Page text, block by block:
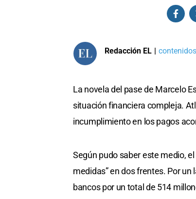
Redacción EL |
La novela del pase de Marcelo
situación financiera compleja.
incumplimiento en los pagos
Según pudo saber este medio,
medidas” en dos frentes. Por
bancos por un total de 514